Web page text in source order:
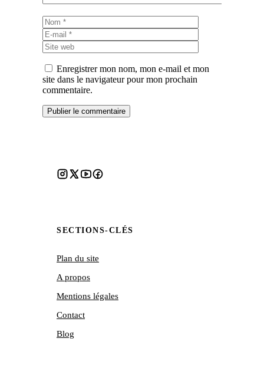
Nom
mail
web
Enregistrer mon nom, mon e-mail et mon
site dans le navigateur pour mon prochain
commentaire.
SECTIONS-CLÉS
Plan du site
A propos
Mentions légales
Contact
Blog